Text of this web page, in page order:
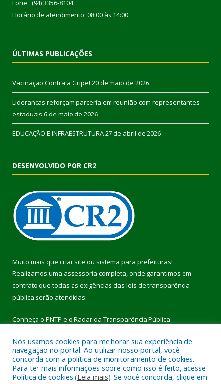
Fone: (94) 3356-8104
Horário de atendimento: 08:00 às 14:00
ÚLTIMAS PUBLICAÇÕES
Vacinação Contra a Gripe! 20 de maio de 2026
Lideranças reforçam parceria em reunião com representantes
estaduais 6 de maio de 2026
EDUCAÇÃO E INFRAESTRUTURA27 de abril de 2026
DESENVOLVIDO POR CR2
Muito mais que criar site ou sistema para prefeituras!
Realizamos uma assessoria completa, onde garantimos em
contrato que todas as exigências das leis de transparência
pública serão atendidas.
Conheça o PNTP e o Radar da Transparência Pública
Todos os direitos reservados a Prefeitura Municipal de Pau
D’Arco.
Nós usamos cookies para melhorar sua experiência de
navegação no portal. Ao utilizar nosso portal, você
concorda com a política de monitoramento de cookies.
Para ter mais informações sobre como isso é feito, acesse
Política de cookies (Leia mais). Se você concorda, clique em